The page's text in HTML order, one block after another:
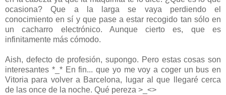
ocasiona? Que a la larga se vaya perdiendo el
conocimiento en sí y que pase a estar recogido tan sólo en
un cacharro electrónico. Aunque cierto es, que es
infinitamente más cómodo.
Aish, defecto de profesión, supongo. Pero estas cosas son
interesantes *_* En fin... que yo me voy a coger un bus en
Vitoria para volver a Barcelona, lugar al que llegaré cerca
de las once de la noche. Qué pereza >_<>